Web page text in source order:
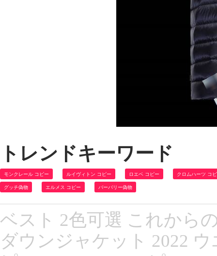
トレンドキーワード
モンクレール コピー ルイヴィトン コピー ロエベ コピー クロムハーツ コ
グッチ偽物 エルメス コピー バーバリー偽物
ベスト 2色可選 これか
ダウンジャケット 2022